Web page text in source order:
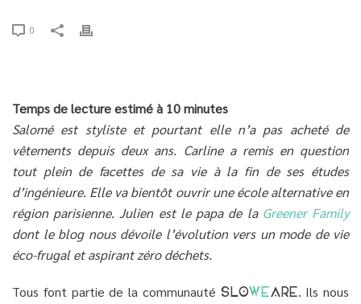
0
Temps de lecture estimé à 10 minutes
Salomé est styliste et pourtant elle n’a pas acheté de
vêtements depuis deux ans. Carline a remis en question
tout plein de facettes de sa vie à la fin de ses études
d’ingénieure. Elle va bientôt ouvrir une école alternative en
région parisienne. Julien est le papa de la Greener Family
dont le blog nous dévoile l’évolution vers un mode de vie
éco-frugal et aspirant zéro déchets.
Tous font partie de la communauté SLOWEARE. Ils nous